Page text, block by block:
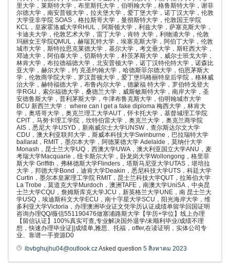
里大学，莱斯特大学，布里斯托大学，伯明翰大学，格鲁斯特大学，谢菲
尔德大学，南安普顿大学，拉夫堡大学，爱丁堡大学，诺丁汉大学，伦敦
大学亚非学院 SOAS，格拉斯哥大学，曼彻斯特大学，伦敦国王学院
KCL，皇家霍洛威大学RHUL，阿斯顿大学，利兹大学，萨塞克斯大学，
卡迪夫大学，伦敦艺术大学，雷丁大学，肯特 大学，利物浦大学，伦敦
玛丽女王学院QMUL，赫瑞瓦特大学，埃塞克斯大学，阿伯丁大学，伦敦
城市大学，斯特拉思克莱德大学，基尔大学，考文垂大学，斯旺西大学，
邓迪大学，阿伯泰大学，切斯特大学，朴茨茅斯大学，威尔士班戈大学，
林肯大学，布拉德福德大学，北安普顿大学，诺丁汉特伦特大学，诺森比
亚大学，赫尔大学，约 克圣约翰大学，哈德斯菲尔德大学，伯恩茅斯大
学，伦敦商学院大学，罗汉普顿大学，爱丁堡玛格丽特皇后学院，格林威
治大学，赫特福德大学，布鲁内尔大学，德蒙福 特大学，罗伯特戈登大
学RGU，索尔福德大学，桑德兰大学，威斯敏斯特大学，南岸大学，圣
安德鲁斯大学，普利茅斯大学，牛津布鲁克斯大学，伯明翰城市大学
BCU 新西兰大学： where can I get a fake diploma 梅西大学，林肯大
学，奥塔哥大学，奥克兰理工大学AUT，怀卡托大学，基督城理工学院
CPIT，马努卡理工学院，坎特伯雷大学，奥克兰大学，奥克兰商学院
AIS，悉尼大 学USYD，新南威尔士大学UNSW，查尔斯达尔文大学
CDU，澳大利亚联邦大学，斯威本科技大学Swinburne，巴拉瑞特大学
ballarat，RMIT，墨尔本大学，阿德莱德大学 Adelaide，莫纳什大学
Monash，昆士兰大学UQ，西澳大学UWA，澳大利亚国立大学ANU，麦
考瑞大学Macquarie，纽卡斯尔大学，卧龙岗大学Wollongong，格里菲
斯大学 Griffith，弗林德斯大学Flinders，塔斯马尼亚大学UTAS，堪培拉
大学，邦德大学Bond，迪肯大学Deakin，悉尼科技大学UTS，科廷大学
Curtin，墨尔本皇家理工学院 RMIT，昆士兰科技大学QUT，拉筹伯大学
La Trobe，莫道克大学Murdoch，澳洲TAFE，南澳大学UniSA，中央昆
士兰大学CQU，詹姆斯库克大学JCU，新英格兰大学UNE，南 昆士兰大
学USQ，埃迪斯科文大学ECU，南十字星大学SCU，阳光海岸大学，维
多利亚大学Victoria，办理澳洲毕业证文凭学历认证成绩单留学回国证明
咨询办理QQ/薇信551190476做塞浦路斯大学【学历+学位】线上办理
【留信认证】100%真实可查,专业解决国外退学/未顺利毕业/成绩不理
想，快速办理毕业证||成绩单,雅思、托福，offer,在读证明，实体公司专
业、靠谱一手资源D0
ibvbghujhu04@outlook.czAsked question 5 สิงหาคม 2023